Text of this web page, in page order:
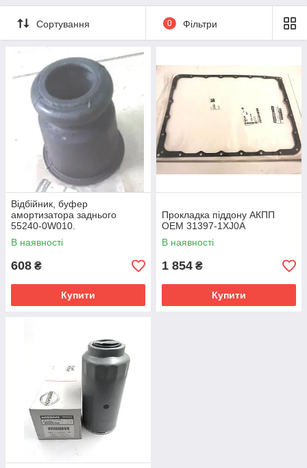
Сортування 0 Фільтри
Відбійник, буфер
амортизатора заднього
55240-0W010.
В наявності
608 ₴
Купити
Прокладка піддону АКПП
OEM 31397-1XJ0A
В наявності
1 854 ₴
Купити